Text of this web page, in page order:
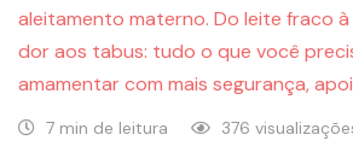
aleitamento materno. Do leite fraco
dor aos tabus: tudo o que você
amamentar com mais segurança,
7 min de leitura 376